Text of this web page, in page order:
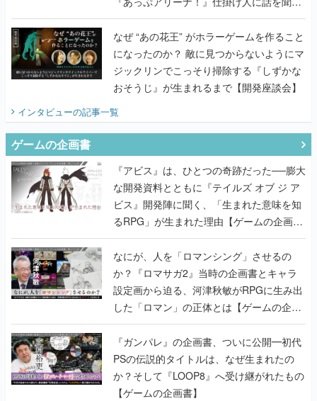
てみた
なぜ “あの花王” がホラーゲームを作ること
になったのか？ 敵に見つからないようにマ
ジックリンでこっそり掃除する『しずかな
おそうじ』が生まれるまで【開発座談会】
インタビューの記事一覧
ゲームの企画書
『アビス』は、ひとつの奇跡だった──膨大
な開発資料とともに『テイルズ オブ ジ ア
ビス』開発陣に聞く、「生まれた意味を知
るRPG」が生まれた理由【ゲームの企画
書】
なにが、人を「ロマンシング」させるの
か？『ロマサガ2』当時の企画書とキャラ
設定画から迫る、河津秋敏がRPGに生み出
した「ロマン」の正体とは【ゲームの企画
書】
『ガンパレ』の企画書、ついに公開━初代
PSの伝説的タイトルは、なぜ生まれたの
か？そして『LOOP8』へ受け継がれたもの
【ゲームの企画書】